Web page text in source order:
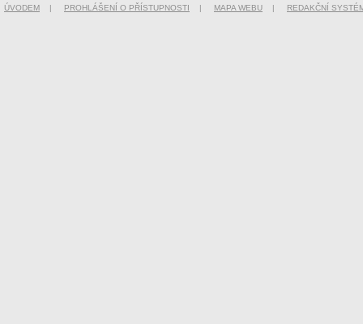
ÚVODEM | PROHLÁŠENÍ O PŘÍSTUPNOSTI | MAPA WEBU | REDAKČNÍ